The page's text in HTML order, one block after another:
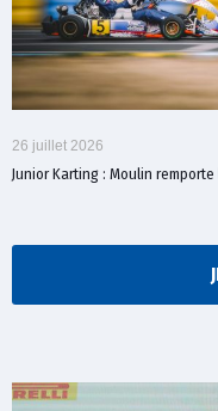
26 juillet 2026
Junior Karting : Moulin